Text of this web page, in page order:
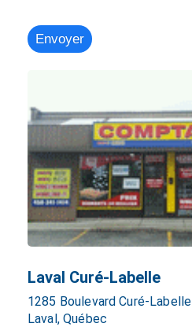
Laval Curé-Labelle
1285 Boulevard Curé-Labelle
Laval, Québec